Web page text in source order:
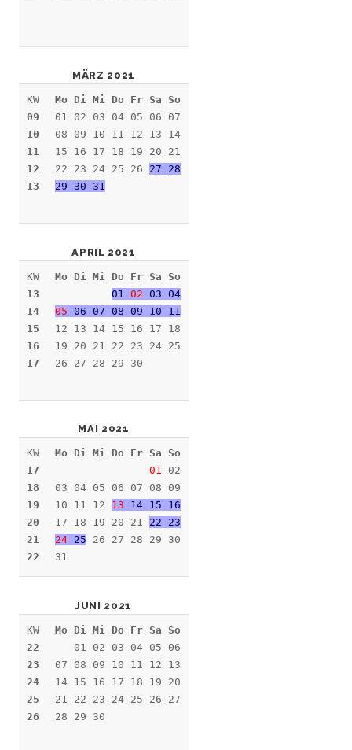
MÄRZ 2021
KW
09
10
11
12
13
Mo Di Mi Do Fr Sa So
01 02 03 04 05 06 07
08 09 10 11 12 13 14
15 16 17 18 19 20 21
22 23 24 25 26 27 28
29 30 31
APRIL 2021
KW
13
14
15
16
17
Mo Di Mi Do Fr Sa So
01 02 03 04
05 06 07 08 09 10 11
12 13 14 15 16 17 18
19 20 21 22 23 24 25
26 27 28 29 30
MAI 2021
KW
17
18
19
20
21
22
Mo Di Mi Do Fr Sa So
01 02
03 04 05 06 07 08 09
10 11 12 13 14 15 16
17 18 19 20 21 22 23
2425 26 27 28 29 30
31
JUNI 2021
KW
22
23
24
25
26
Mo Di Mi Do Fr Sa So
01 02 03 04 05 06
07 08 09 10 11 12 13
14 15 16 17 18 19 20
21 22 23 24 25 26 27
28 29 30